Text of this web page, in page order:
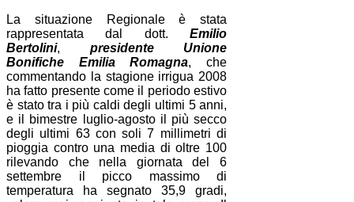
La situazione Regionale è stata
rappresentata dal dott.Emilio
Bertolini, presidente Unione
Bonifiche Emilia Romagna, che
commentando la stagione irrigua 2008
ha fatto presente come il periodo estivo
è stato tra i più caldi degli ultimi 5 anni,
e il bimestre luglio-agosto il più secco
degli ultimi 63 con soli 7 millimetri di
pioggia contro una media di oltre 100
rilevando che nella giornata del 6
settembre il picco massimo di
temperatura ha segnato 35,9 gradi,